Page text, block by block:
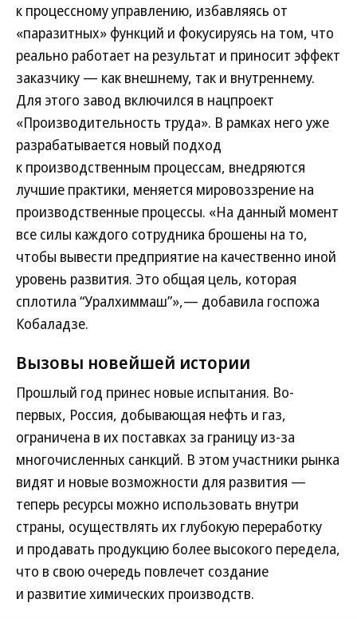
к процессному управлению, избавляясь от
«паразитных» функций и фокусируясь на том, что
реально работает на результат и приносит эффект
заказчику — как внешнему, так и внутреннему.
Для этого завод включился в нацпроект
«Производительность труда». В рамках него уже
разрабатывается новый подход
к производственным процессам, внедряются
лучшие практики, меняется мировоззрение на
производственные процессы. «На данный момент
все силы каждого сотрудника брошены на то,
чтобы вывести предприятие на качественно иной
уровень развития. Это общая цель, которая
сплотила “Уралхиммаш”»,— добавила госпожа
Кобаладзе.
Вызовы новейшей истории
Прошлый год принес новые испытания. Во-
первых, Россия, добывающая нефть и газ,
ограничена в их поставках за границу из-за
многочисленных санкций. В этом участники рынка
видят и новые возможности для развития —
теперь ресурсы можно использовать внутри
страны, осуществлять их глубокую переработку
и продавать продукцию более высокого передела,
что в свою очередь повлечет создание
и развитие химических производств.